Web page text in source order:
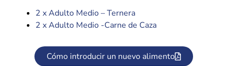
2 x Adulto Medio – Ternera
2 x Adulto Medio -Carne de Caza
Cómo introducir un nuevo alimento